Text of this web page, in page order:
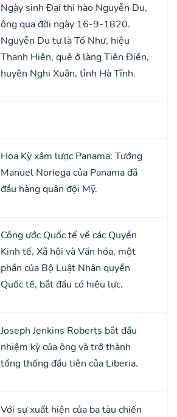
Ngày sinh Đại thi hào Nguyễn Du,
ông qua đời ngày 16-9-1820.
Nguyễn Du tự là Tố Như, hiệu
Thanh Hiên, quê ở làng Tiên Điền,
huyện Nghi Xuân, tỉnh Hà Tĩnh.
Hoa Kỳ xâm lược Panama: Tướng
Manuel Noriega của Panama đã
đầu hàng quân đội Mỹ.
Công ước Quốc tế về các Quyền
Kinh tế, Xã hội và Văn hóa, một
phần của Bộ Luật Nhân quyền
Quốc tế, bắt đầu có hiệu lực.
Joseph Jenkins Roberts bắt đầu
nhiệm kỳ của ông và trở thành
tổng thống đầu tiên của Liberia.
Với sự xuất hiện của ba tàu chiến